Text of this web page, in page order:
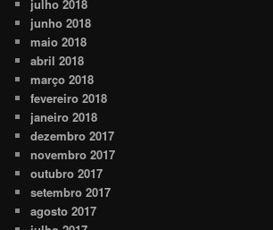
julho 2018
junho 2018
maio 2018
abril 2018
março 2018
fevereiro 2018
janeiro 2018
dezembro 2017
novembro 2017
outubro 2017
setembro 2017
agosto 2017